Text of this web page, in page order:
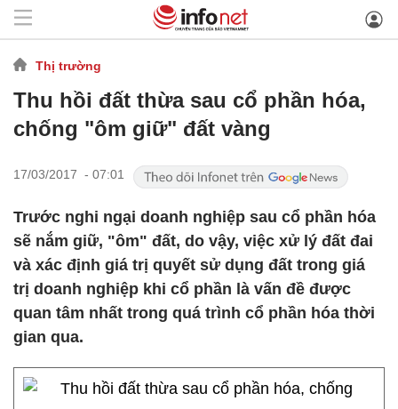
Thị trường
Thu hồi đất thừa sau cổ phần hóa,
chống "ôm giữ" đất vàng
17/03/2017 - 07:01
Trước nghi ngại doanh nghiệp sau cổ phần hóa
sẽ nắm giữ, "ôm" đất, do vậy, việc xử lý đất đai
và xác định giá trị quyết sử dụng đất trong giá
trị doanh nghiệp khi cổ phần là vấn đề được
quan tâm nhất trong quá trình cổ phần hóa thời
gian qua.